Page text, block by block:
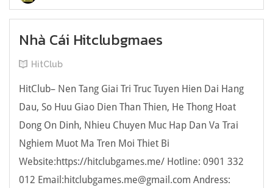
Nhà Cái Hitclubgmaes
HitClub
HitClub– Nen Tang Giai Tri Truc Tuyen Hien Dai Hang
Dau, So Huu Giao Dien Than Thien, He Thong Hoat
Dong On Dinh, Nhieu Chuyen Muc Hap Dan Va Trai
Nghiem Muot Ma Tren Moi Thiet Bi
Website:https://hitclubgames.me/ Hotline: 0901 332
012 Email:hitclubgames.me@gmail.com Andress: